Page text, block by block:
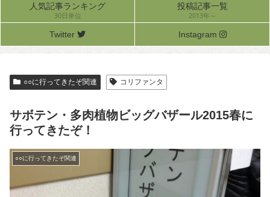
人気記事ランキング
30日単位
投稿記事一覧
2013年～
Twitter Instagram
○○に行ってきたぞ関連 コリファンタ
サボテン・多肉植物ビッグバザール2015春に
行ってきたぞ！
○○に行ってきたぞ関連